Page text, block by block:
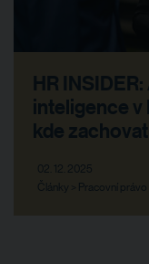
HR
inteligence v
kde
02. 12. 2025
Články > Pracovní právo